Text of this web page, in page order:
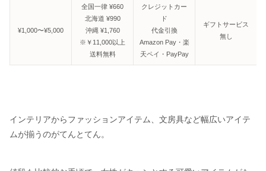
¥1,000〜¥5,000
全国一律 ¥660
北海道 ¥990
沖縄 ¥1,760
※￥11,000以上
送料無料
クレジットカー
ド
代金引換
Amazon Pay・楽
天ペイ・PayPay
ギフトサービス
無し
インテリアからファッションアイテム、文房具など幅広いアイテ
ムが揃うのがてんとてん。